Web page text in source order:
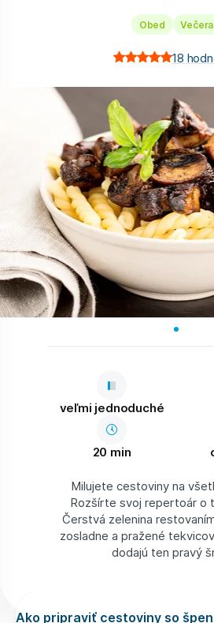
18
Obed Večera
veľmi jednoduché
20 min
Milujete cestoviny na
Rozšírte svoj repertoár o
Čerstvá zelenina
zosladne a pražené
dodajú ten pravý
Ako pripraviť cestoviny so